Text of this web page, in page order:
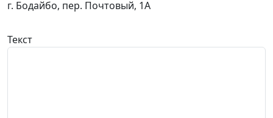
г. Бодайбо, пер. Почтовый, 1А
Текст